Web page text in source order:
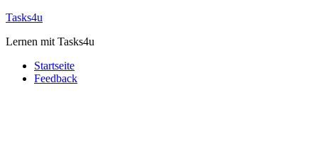
Zum
springen
Tasks4u
Lernen mit Tasks4u
Startseite
Feedback